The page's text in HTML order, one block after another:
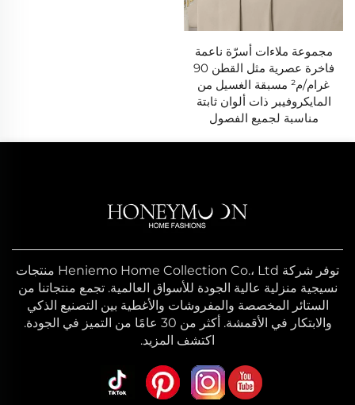
مجموعة ملاءات أسرّة ناعمة
فاخرة عصرية مثل القطن 90
غرام/م² مسبقة الغسيل من
المايكروفيبر ذات ألوان ثابتة
مناسبة لجميع الفصول
توفر شركة Heniemo Home Collection Co.، Ltd منتجات
نسيجية منزلية عالية الجودة للأسواق العالمية. تجمع منتجاتنا من
الستائر المخصصة والمفروشات والأغطية بين التصنيع الذكي
والابتكار في الأقمشة. أكثر من 30 عامًا من التميز في الجودة.
اكتشف المزيد.